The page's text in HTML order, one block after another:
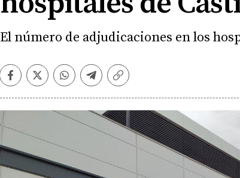
El número de adjudicaciones en los
Facebook
TwitterWhatsapp
Telegram
Copiar